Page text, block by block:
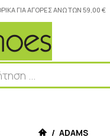
ΓΙΑ ΑΓΟΡΕΣ ΑΝΩ ΤΩΝ 59,00 €
/ ADAMS